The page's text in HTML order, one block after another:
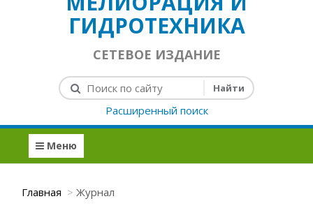
ГИДРОТЕХНИКА
СЕТЕВОЕ ИЗДАНИЕ
Расширенный поиск
Меню
Главная Журнал